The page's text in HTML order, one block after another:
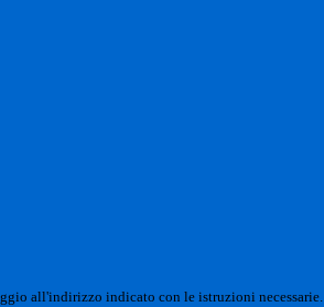
all'indirizzo indicato con le istruzioni necessarie.